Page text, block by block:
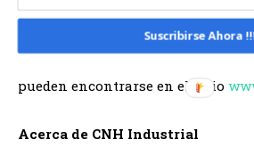
Productos que hacen de Case IH
desde la siembra hasta la cosecha.
pueden encontrarse en el sitio
Acerca de CNH Industrial
Suscribirse Ahora